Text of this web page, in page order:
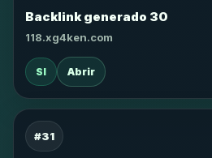
Backlink generado 30
118.xg4ken.com
SI Abrir
#31